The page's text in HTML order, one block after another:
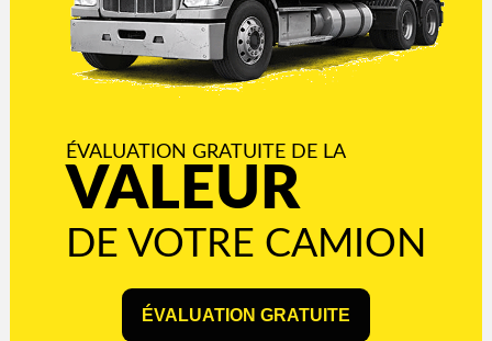
ÉVALUATION GRATUITE DE LA
VALEUR
DE VOTRE CAMION
ÉVALUATION GRATUITE